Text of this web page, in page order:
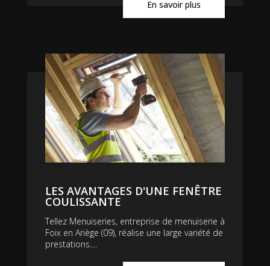
En savoir plus
LES AVANTAGES D'UNE FENÊTRE
COULISSANTE
Tellez Menuiseries, entreprise de menuiserie à
Foix en Ariège (09), réalise une large variété de
prestations....